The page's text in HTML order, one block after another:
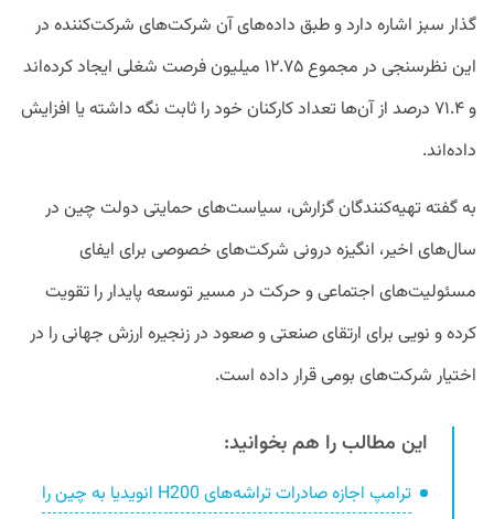
گذار سبز اشاره دارد و طبق داده‌های آن شرکت‌های شرکت‌کننده در
این نظرسنجی در مجموع ۱۲.۷۵ میلیون فرصت شغلی ایجاد کرده‌اند
و ۷۱.۴ درصد از آن‌ها تعداد کارکنان خود را ثابت نگه داشته یا افزایش
داده‌اند.
به گفته تهیه‌کنندگان گزارش، سیاست‌های حمایتی دولت چین در
سال‌های اخیر، انگیزه درونی شرکت‌های خصوصی برای ایفای
مسئولیت‌های اجتماعی و حرکت در مسیر توسعه پایدار را تقویت
کرده و نویی برای ارتقای صنعتی و صعود در زنجیره ارزش جهانی را در
اختیار شرکت‌‌های بومی قرار داده است.
این مطالب را هم بخوانید:
ترامپ اجازه صادرات تراشه‌های H200 انویدیا به چین را